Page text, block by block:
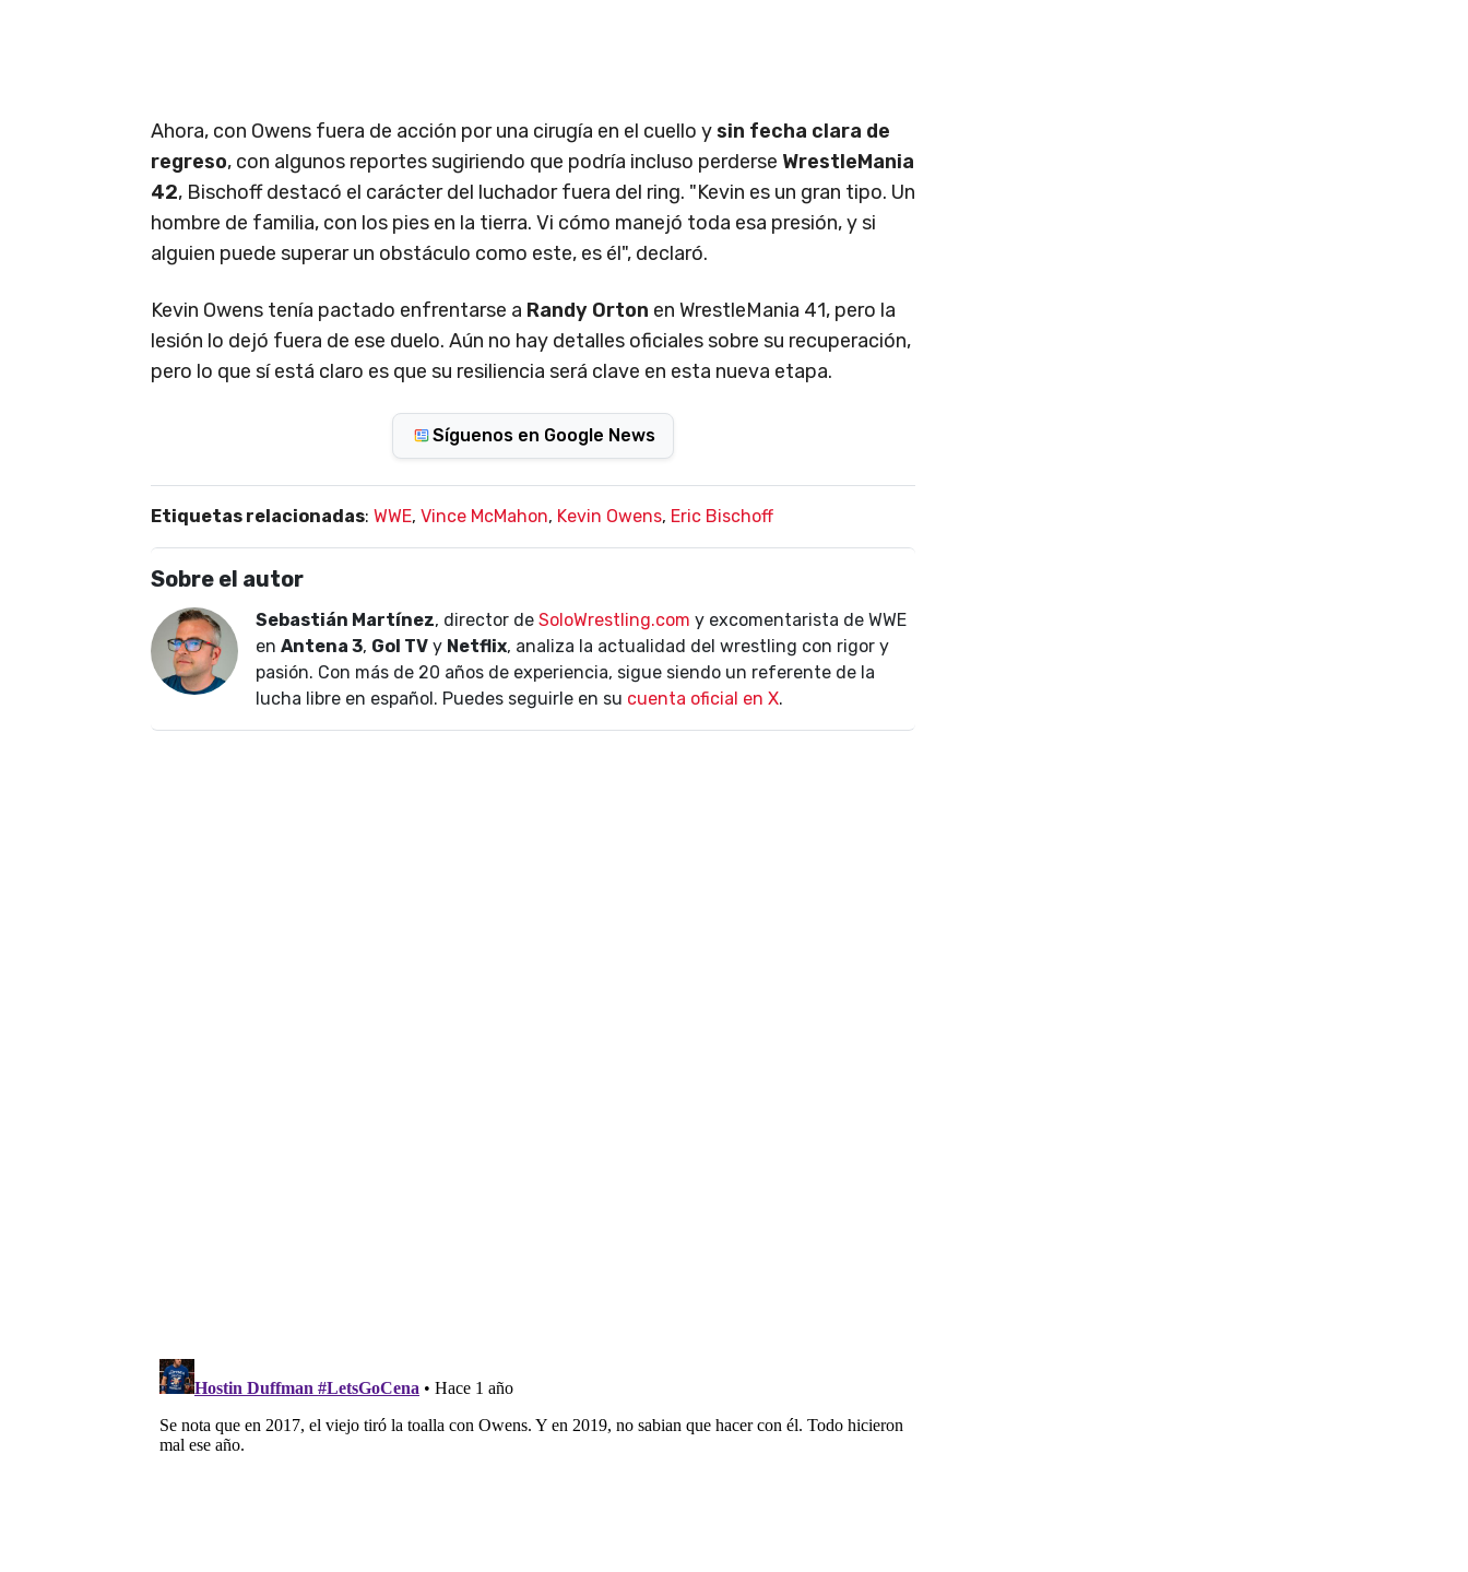
Ahora, con Owens fuera de acción por una cirugía en el cuello ysin fecha clara de
regreso, con algunos reportes sugiriendo que podría incluso perderse WrestleMania
42, Bischoff destacó el carácter del luchador fuera del ring. "Kevin es un gran tipo. Un
hombre de familia, con los pies en la tierra. Vi cómo manejó toda esa presión, y si
alguien puede superar un obstáculo como este, es él", declaró.
Kevin Owens tenía pactado enfrentarse a Randy Orton en WrestleMania 41, pero la
lesión lo dejó fuera de ese duelo. Aún no hay detalles oficiales sobre su recuperación,
pero lo que sí está claro es que su resiliencia será clave en esta nueva etapa.
Síguenos en Google News
Etiquetas relacionadas: WWE, Vince McMahon, Kevin Owens, Eric Bischoff
Sobre el autor
Sebastián Martínez, director de SoloWrestling.com y excomentarista de WWE
en Antena 3, Gol TV y Netflix, analiza la actualidad del wrestling con rigor y
pasión. Con más de 20 años de experiencia, sigue siendo un referente de la
lucha libre en español. Puedes seguirle en su cuenta oficial en X.